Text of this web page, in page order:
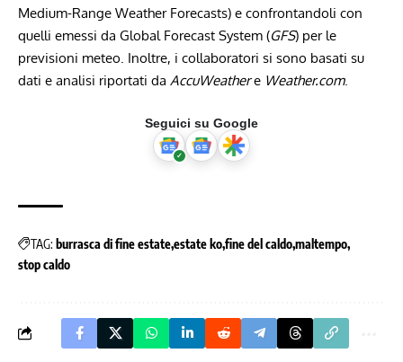
Medium-Range Weather Forecasts) e confrontandoli con
quelli emessi da Global Forecast System (GFS) per le
previsioni meteo. Inoltre, i collaboratori si sono basati su
dati e analisi riportati da AccuWeather e Weather.com.
Seguici su Google
TAG: burrasca di fine estateestate kofine del caldomaltempo
stop caldo